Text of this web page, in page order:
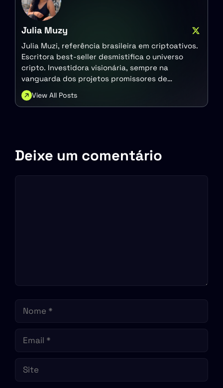
Julia Muzy
Julia Muzi, referência brasileira em criptoativos.
Escritora best-seller desmistifica o universo
cripto. Investidora visionária, sempre na
vanguarda dos projetos promissores de
blockchain.
View All Posts
Deixe um comentário
Comentário
Nome
Email
Site